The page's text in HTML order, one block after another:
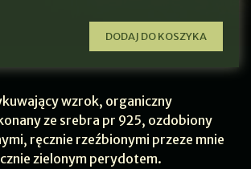
DODAJ DO KOSZYKA
wzrok, organiczny
ze srebra pr 925, ozdobiony
ręcznie rzeźbionymi przeze mnie
zielonym perydotem.